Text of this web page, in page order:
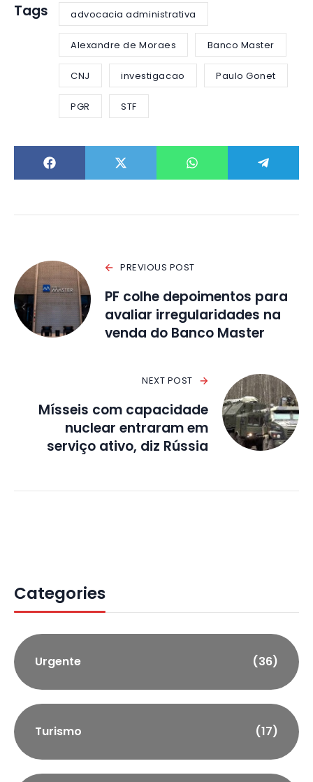
Tags advocacia administrativa
Alexandre de Moraes Banco Master
CNJ investigacao Paulo Gonet
PGR STF
PREVIOUS POST
PF colhe depoimentos para
avaliar irregularidades na
venda do Banco Master
NEXT POST
Mísseis com capacidade
nuclear entraram em
serviço ativo, diz Rússia
Categories
Urgente (36)
Turismo (17)